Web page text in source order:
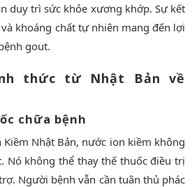
duy trì sức khỏe xương khớp. Sự kết
khoáng chất tự nhiên mang đến lợi
gout.
thức từ Nhật Bản về
chữa bệnh
Nhật Bản, nước ion kiềm không
Nó không thể thay thế thuốc điều trị
Người bệnh vẫn cần tuân thủ phác